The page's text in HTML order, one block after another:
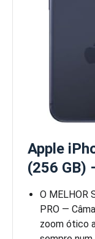
Apple
(256 GB)
O MELHOR
PRO —
zoom ótico